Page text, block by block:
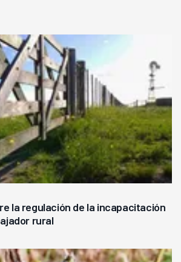
la regulación de la incapacitación
rural